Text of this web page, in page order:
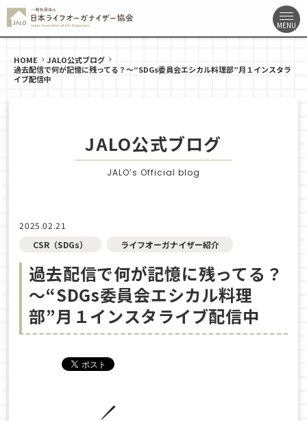
HOME
JALO公式ブログ
過去配信で何が記憶に残ってる？～“SDGs委員会エシカル料理部”月１インスタラ
イブ配信中
JALO公式ブログ
JALO’s Official blog
2025.02.21
CSR（SDGs）
ライフオーガナイザー紹介
過去配信で何が記憶に残ってる？
～“SDGs委員会エシカル料理
部”月１インスタライブ配信中